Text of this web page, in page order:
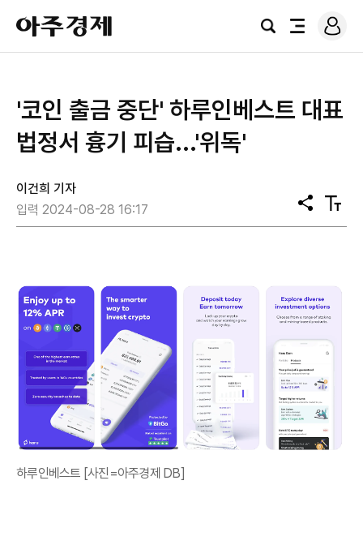
아
주
경
검
전
로
그
'코인 출금 중단' 하루인베스트 대표
법정서 흉기 피습...'위독'
이건희 기자
입력 2024-08-28 16:17
공
유
텍
스
하루인베스트 [사진=아주경제 DB]